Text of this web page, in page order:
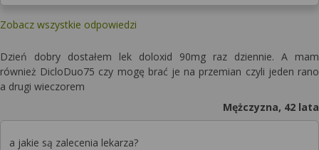
Zobacz wszystkie odpowiedzi
Dzień dobry dostałem lek doloxid 90mg raz dziennie. A mam
również DicloDuo75 czy mogę brać je na przemian czyli jeden rano
a drugi wieczorem
Mężczyzna, 42 lata
a jakie są zalecenia lekarza?